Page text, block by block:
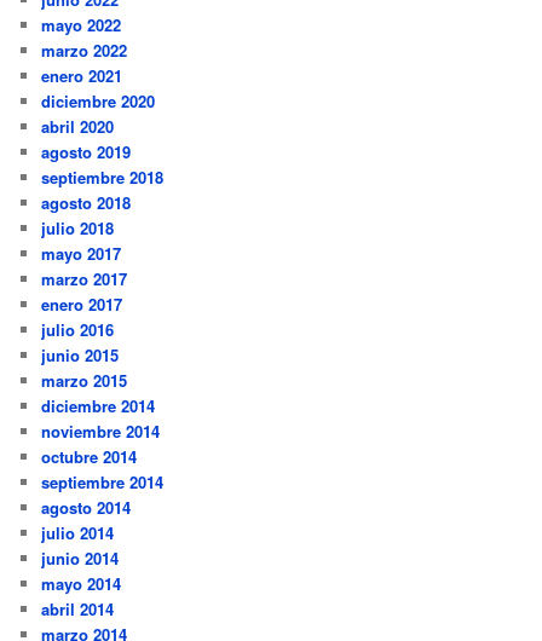
mayo 2022
marzo 2022
enero 2021
diciembre 2020
abril 2020
agosto 2019
septiembre 2018
agosto 2018
julio 2018
mayo 2017
marzo 2017
enero 2017
julio 2016
junio 2015
marzo 2015
diciembre 2014
noviembre 2014
octubre 2014
septiembre 2014
agosto 2014
julio 2014
junio 2014
mayo 2014
abril 2014
marzo 2014